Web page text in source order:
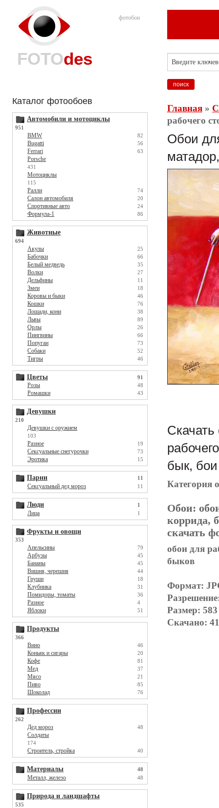
фотобои
FOTOdes
Каталог фотообоев
Автомобили и мотоциклы
951
BMW 82
Bugatti 56
Ferrari 63
Porsche
431
Мотоциклы
115
Ралли 74
Салон автомобиля 20
Спортивные авто 24
Формула-1 86
Животные
694
Акулы 25
Бабочки 66
Белый медведь 35
Волки 27
Дельфины 11
Змеи 18
Коровы и быки 46
Кошки 76
Лошади, кони 38
Львы 89
Орлы 26
Пингвины 66
Попугаи 73
Собаки 52
Тигры 46
Цветы 91
Розы 48
Ромашки 43
Девушки
210
Девушки с оружием
103
Разное 19
Сексуальные снегурочки 73
Эротика 15
Парни 11
Сексуальный дед мороз 11
Люди 1
Лица 1
Фрукты и овощи
353
Апельсины 79
Арбузы 45
Бананы 45
Вишня, черешня 44
Груши 18
Клубника 31
Помидоры, томаты 36
Разное 4
Яблоки 51
Продукты
366
Вино 46
Коньяк и сигары 20
Кофе 81
Мед 37
Мясо 21
Пиво 85
Шоколад 76
Профессии
262
Дед мороз 48
Солдаты
174
Строитель, стройка 40
Материалы 48
Металл, железо 48
Природа и ландшафты
535
Главная»
рабочего
Обои
бык,
Категория
Обои:
коррида,
скачать
обои для
быков
Формат:
Размер:
Скачано: